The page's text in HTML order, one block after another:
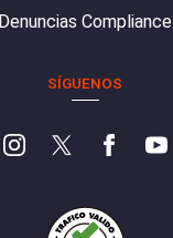
Denuncias Compliance
SÍGUENOS